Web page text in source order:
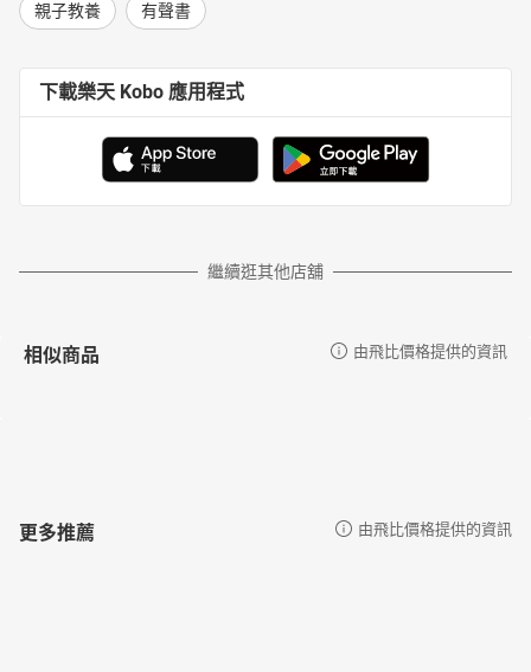
親子教養 有聲書
下載樂天 Kobo 應用程式
繼續逛其他店舖
相似商品 由飛比價格提供的資訊
更多推薦 由飛比價格提供的資訊